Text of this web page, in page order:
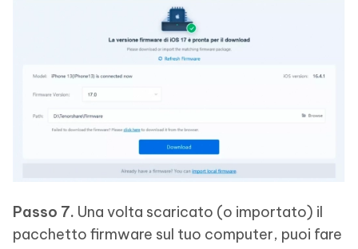
Passo 7. Una volta scaricato (o importato) il
pacchetto firmware sul tuo computer, puoi fare